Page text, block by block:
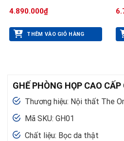
4.890.000₫
THÊM VÀO GIỎ HÀNG
GHẾ PHÒNG HỌP CAO
Thương hiệu: Nội thất The
Mã SKU: GH01
Chất liệu: Bọc da thật